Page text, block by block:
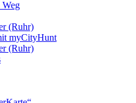
Weg
(Ruhr)
myCityHunt
(Ruhr)